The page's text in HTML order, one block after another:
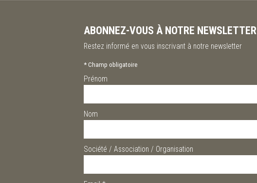
ABONNEZ-VOUS À NOTRE NEWSLETTER
Restez informé en vous inscrivant à notre newsletter
*Champ obligatoire
Prénom
Nom
Société / Association / Organisation